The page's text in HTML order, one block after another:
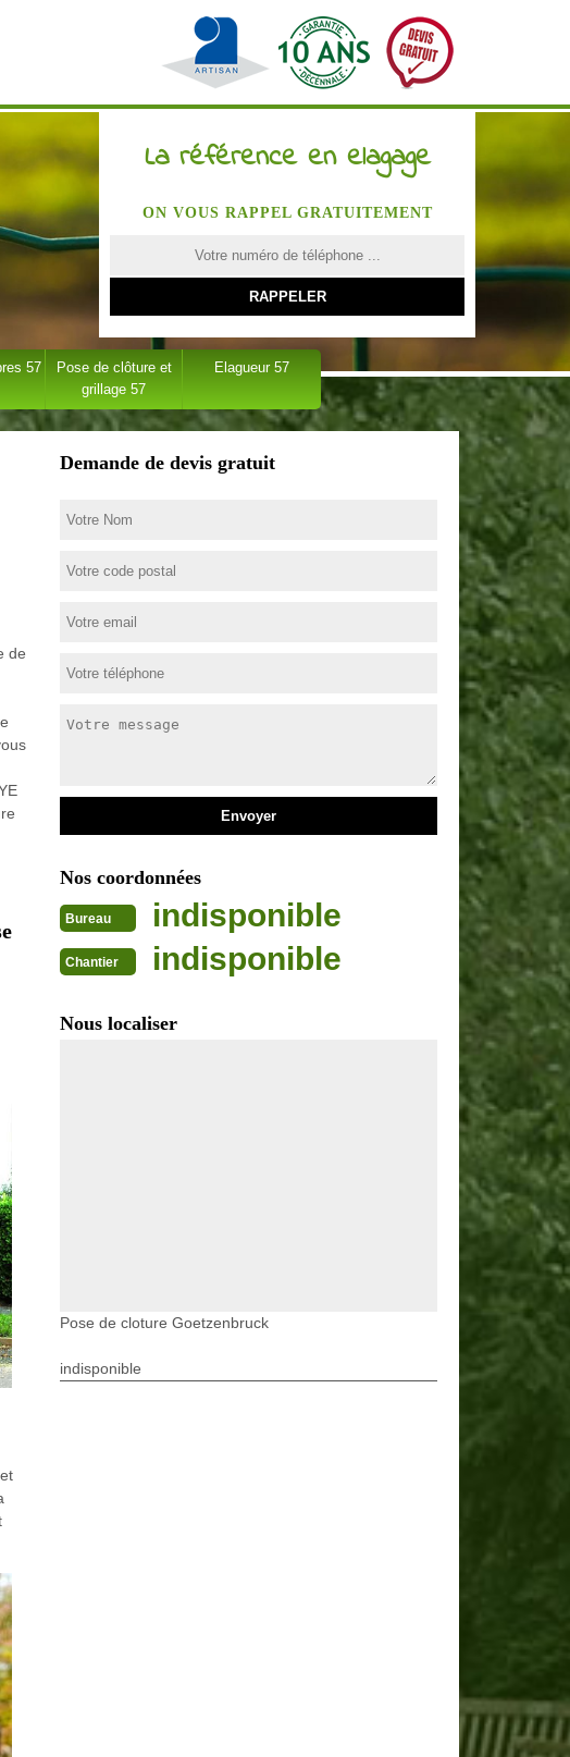
La référence en elagage
ON VOUS RAPPEL GRATUITEMENT
57
Pose de clôture et
grillage 57
Elagueur 57
de
Demande de devis gratuit
Nos coordonnées
Bureau indisponible
Chantier indisponible
Nous localiser
Pose de cloture Goetzenbruck
indisponible